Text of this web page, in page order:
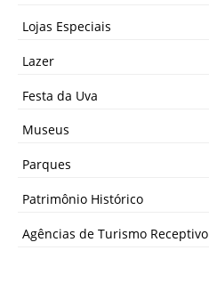
Lojas Especiais
Lazer
Festa da Uva
Museus
Parques
Patrimônio Histórico
Agências de Turismo Receptivo